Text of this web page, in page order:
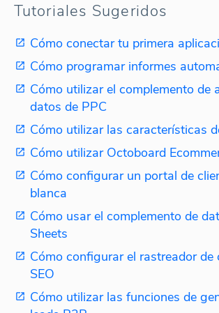
Tutoriales Sugeridos
Cómo conectar tu primera
Cómo programar informes
Cómo utilizar el complemento de
datos de PPC
Cómo utilizar las características
Cómo utilizar Octoboard
Cómo configurar un portal de
blanca
Cómo usar el complemento de
Sheets
Cómo configurar el rastreador de
SEO
Cómo utilizar las funciones de